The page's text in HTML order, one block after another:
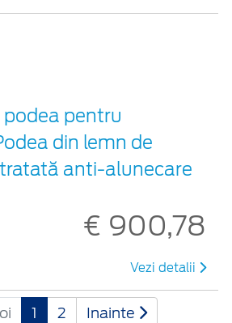
pentru
din lemn de
anti-alunecare
€ 900,78
Vezi detalii
1 2 Inainte